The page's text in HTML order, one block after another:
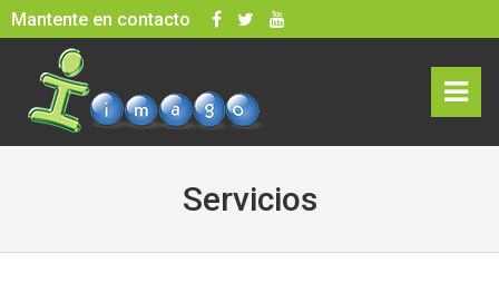
Skip
to
content
Mantente en contacto
rima
Servicios